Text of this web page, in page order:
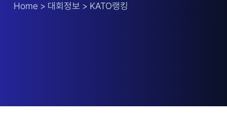
Home > 대회정보 > KATO랭킹